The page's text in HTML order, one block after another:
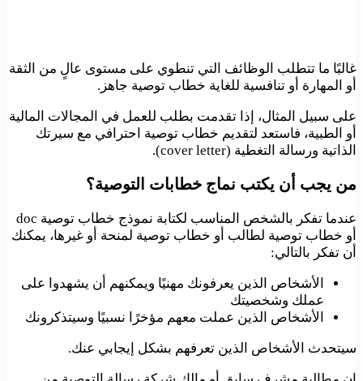
غالبًا ما تتطلب الوظائف التي تنطوي على مستوى عالٍ من الثقة
أو المهارة أو تنافسية للغاية خطاب توصية جاهز.
على سبيل المثال، إذا تقدمت بطلب للعمل في المجالات المالية
أو الطبية، فاستعد لتقديم خطاب توصية احترافي مع سيرتك
الذاتية ورسالة التغطية (cover letter).
من يجب أن يكتب نماج خطابات التوصية؟
عندما تفكر بالشخص المناسب لكتابة نموذج خطاب توصية doc
أو خطاب توصية لطالب أو خطاب توصية لمنحة أو غيرها، يمكنك
أن تفكر بالتالي:
الأشخاص الذين يعرفونك مهنيًا ويمكنهم أن يشهدوا على
عملك وشخصيتك
الأشخاص الذين عملت معهم مؤخرًا نسبيًا وسيتذكرونك
سيتحدث الأشخاص الذين تعرفهم بشكل إيجابي عنك.